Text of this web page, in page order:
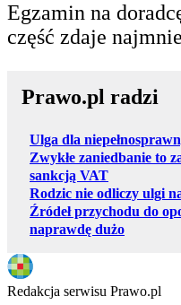
Egzamin na
część zdaje
Prawo.pl radzi
Ulga dla
Zwykłe zaniedbanie to
sankcją VAT
Rodzic nie odliczy ulgi
Źródeł przychodu do
naprawdę dużo
Redakcja serwisu Prawo.pl